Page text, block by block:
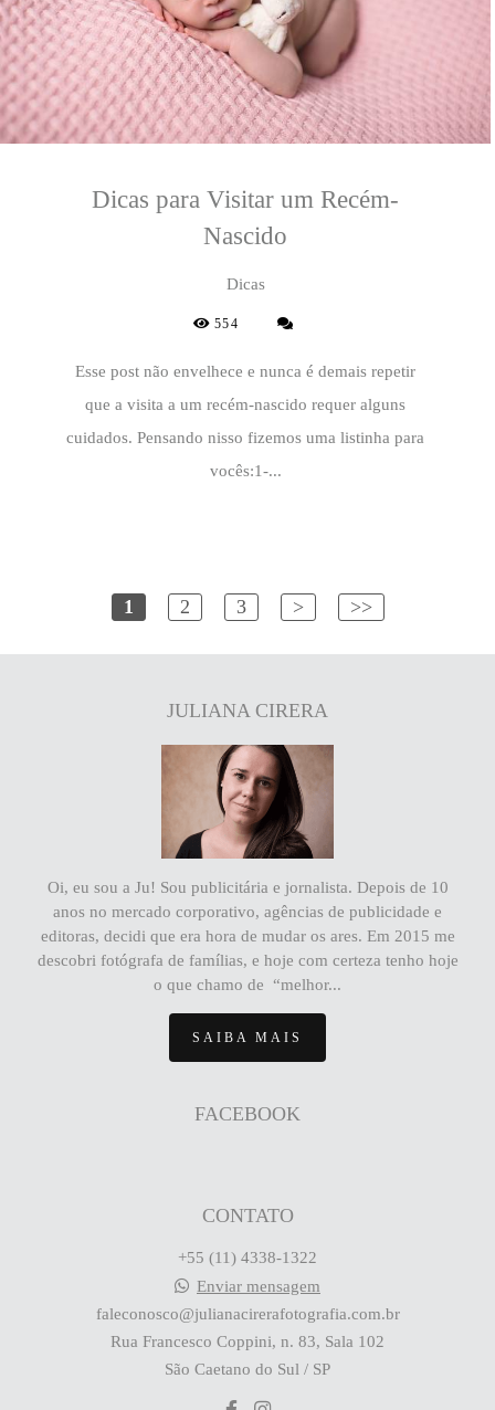
Dicas para Visitar um Recém-
Nascido
Dicas
554
Esse post não envelhece e nunca é demais repetir
que a visita a um recém-nascido requer alguns
cuidados. Pensando nisso fizemos uma listinha para
vocês:1-...
1 2 3 > >>
JULIANA CIRERA
Oi, eu sou a Ju! Sou publicitária e jornalista. Depois de 10
anos no mercado corporativo, agências de publicidade e
editoras, decidi que era hora de mudar os ares. Em 2015 me
descobri fotógrafa de famílias, e hoje com certeza tenho hoje
o que chamo de “melhor...
SAIBA MAIS
FACEBOOK
CONTATO
+55 (11) 4338-1322
Enviar mensagem
faleconosco@julianacirerafotografia.com.br
Rua Francesco Coppini, n. 83, Sala 102
São Caetano do Sul / SP